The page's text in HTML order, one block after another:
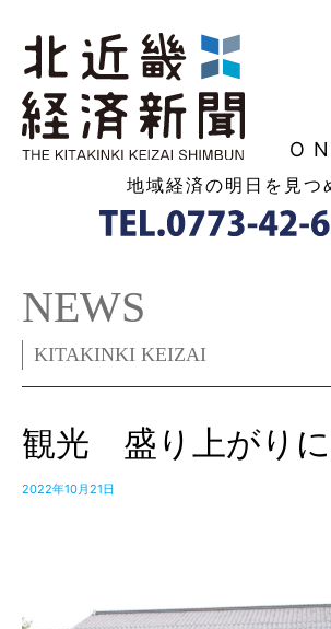
地域経済の明日を見つ
NEWS
KITAKINKI KEIZAI
観光 盛り上がり
2022年10月21日